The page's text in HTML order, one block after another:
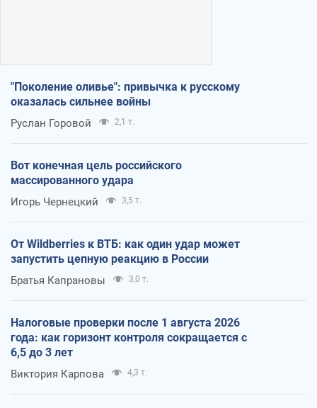
"Поколение оливье": привычка к русскому
оказалась сильнее войны
Руслан Горовой 2,1 т.
Вот конечная цель российского
массированного удара
Игорь Чернецкий 3,5 т.
От Wildberries к ВТБ: как один удар может
запустить цепную реакцию в России
Братья Капрановы 3,0 т.
Налоговые проверки после 1 августа 2026
года: как горизонт контроля сокращается с
6,5 до 3 лет
Виктория Карпова 4,3 т.